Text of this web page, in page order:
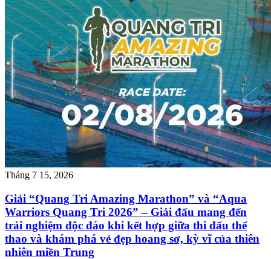
Tháng 7 15, 2026
Giải “Quang Tri Amazing Marathon” và “Aqua
Warriors Quang Tri 2026” – Giải đấu mang đến
trải nghiệm độc đáo khi kết hợp giữa thi đấu thể
thao và khám phá vẻ đẹp hoang sơ, kỳ vĩ của thiên
nhiên miền Trung